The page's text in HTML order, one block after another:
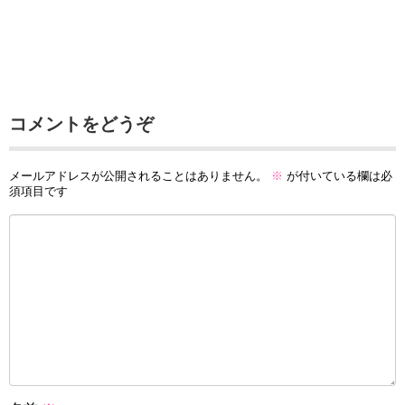
コメントをどうぞ
メールアドレスが公開されることはありません。 ※ が付いている欄は必
須項目です